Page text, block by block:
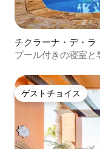
チクラーナ・デ・ラ
プール付きの寝室と
ゲストチョイス
ゲストチョイス